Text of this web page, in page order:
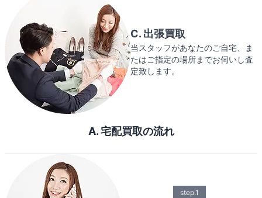
C. 出張買取
当スタッフがあなたのご自宅、ま
たはご指定の場所までお伺いし査
定致します。
A. 宅配買取の流れ
step.1